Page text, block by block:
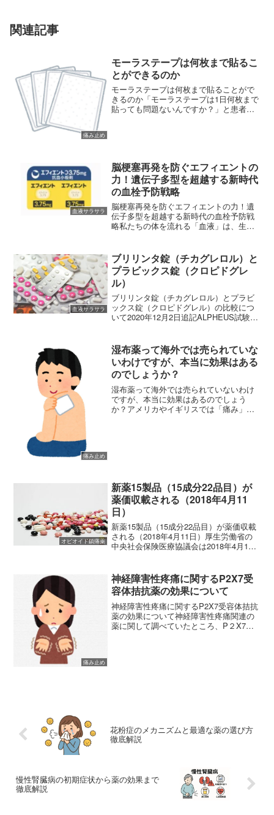
関連記事
痛み止め
モーラステープは何枚まで貼るこ
とができるのか
モーラステープは何枚まで貼ることがで
きるのか「モーラステープは1日何枚まで
貼っても問題ないんですか？」と患者様
血液サラサラ
脳梗塞再発を防ぐエフィエントの
力！遺伝子多型を超越する新時代
の血栓予防戦略
脳梗塞再発を防ぐエフィエントの力！遺
伝子多型を超越する新時代の血栓予防戦
略私たちの体を流れる「血液」は、生命
り、脳の血管を塞いでしまうと、私たち
の人生は一瞬にして暗転し...
血液サラサラ
ブリリンタ錠（チカグレロル）と
プラビックス錠（クロピドグレ
ル）
ブリリンタ錠（チカグレロル）とプラビ
ックス錠（クロピドグレル）の比較につ
いて2020年12月2日追記ALPHEUS試験フ
しPCI適応患者を対象として以下の2群に
振り分...
痛み止め
湿布薬って海外では売られていな
いわけですが、本当に効果はある
のでしょうか？
湿布薬って海外では売られていないわけ
ですが、本当に効果はあるのでしょう
か？アメリカやイギリスでは「痛み」に
オピオイド鎮痛薬
新薬15製品（15成分22品目）が
薬価収載される（2018年4月11
日）
新薬15製品（15成分22品目）が薬価収載
される（2018年4月11日）厚生労働省の
中央社会保険医療協議会は2018年4月11
(adsbygoogle = window...
痛み止め
神経障害性疼痛に関するP2X7受
容体拮抗薬の効果について
神経障害性疼痛に関するP2X7受容体拮抗
薬の効果について神経障害性疼痛関連の
薬に関して調べていたところ、P２X7受
花粉症のメカニズムと最適な薬の選び方
徹底解説
慢性腎臓病の初期症状から薬の効果まで
徹底解説